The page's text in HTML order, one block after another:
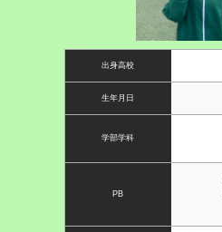
出身高校
生年月日
学部学科
PB